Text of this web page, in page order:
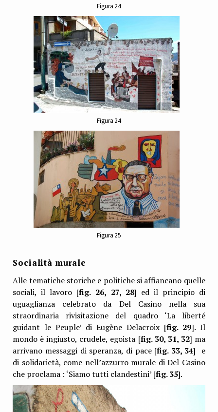
Figura 24
Figura 24
Figura 25
Socialità murale
Alle tematiche storiche e politiche si affiancano quelle
sociali, il lavoro [fig. 26, 27, 28] ed il principio di
uguaglianza celebrato da Del Casino nella sua
straordinaria rivisitazione del quadro ‘La liberté
guidant le Peuple’ di Eugène Delacroix [fig. 29]. Il
mondo è ingiusto, crudele, egoista [fig. 30, 31, 32] ma
arrivano messaggi di speranza, di pace [fig. 33, 34] e
di solidarietà, come nell’azzurro murale di Del Casino
che proclama : ‘Siamo tutti clandestini’ [fig. 35].